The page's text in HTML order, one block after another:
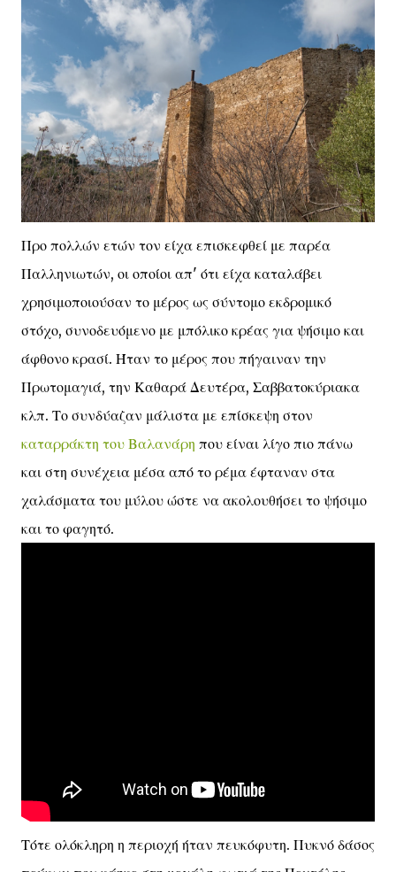
Προ πολλών ετών τον είχα επισκεφθεί με παρέα
Παλληνιωτών, οι οποίοι απ' ότι είχα καταλάβει
χρησιμοποιούσαν το μέρος ως σύντομο εκδρομικό
στόχο, συνοδευόμενο με μπόλικο κρέας για ψήσιμο και
άφθονο κρασί. Ήταν το μέρος που πήγαιναν την
Πρωτομαγιά, την Καθαρά Δευτέρα, Σαββατοκύριακα
κλπ. Το συνδύαζαν μάλιστα με επίσκεψη στον
καταρράκτη του Βαλανάρη που είναι λίγο πιο πάνω
και στη συνέχεια μέσα από το ρέμα έφταναν στα
χαλάσματα του μύλου ώστε να ακολουθήσει το ψήσιμο
και το φαγητό.
Τότε ολόκληρη η περιοχή ήταν πευκόφυτη. Πυκνό δάσος